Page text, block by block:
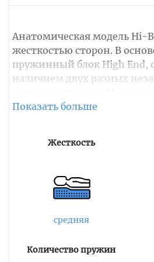
Анатомическая модель Hi-
жесткостью сторон. В
пружинный блок High End,
наличием двух разных
Пружины TFK
создавая точечную
спящего, не передавая
виткам и равномерно
оказываемое давление по
спального места.
разницей в весе чувствуют
движениях.
Жесткость
средняя
Количество пружин